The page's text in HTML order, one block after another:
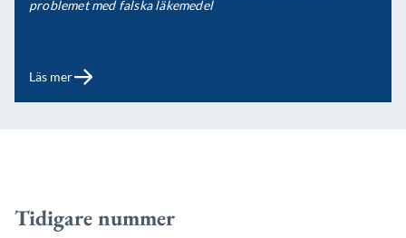
problemet med falska läkemedel
Läs mer
Tidigare nummer